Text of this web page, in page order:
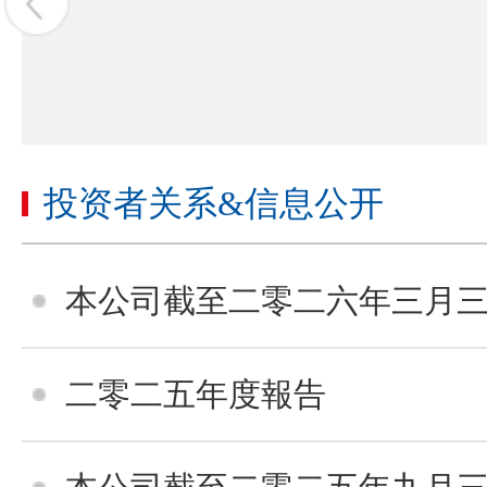
投资者关系&信息公开
本公司截至二零二六年三月三十一日止的
二零二五年度報告